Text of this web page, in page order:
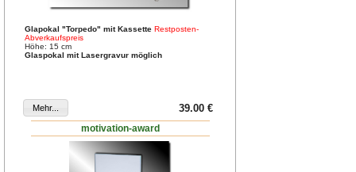
Glapokal "Torpedo" mit Kassette Restposten-
Abverkaufspreis
Höhe: 15 cm
Glaspokal mit Lasergravur möglich
39.00 €
motivation-award